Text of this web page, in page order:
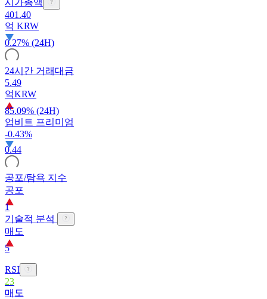
시가총액
401.40
억 KRW
0.27% (24H)
24시간 거래대금
5.49
억KRW
85.09% (24H)
업비트 프리미엄
-0.43%
0.44
공포/탐욕 지수
공포
1
기술적 분석
매도
5
RSI
23
매도